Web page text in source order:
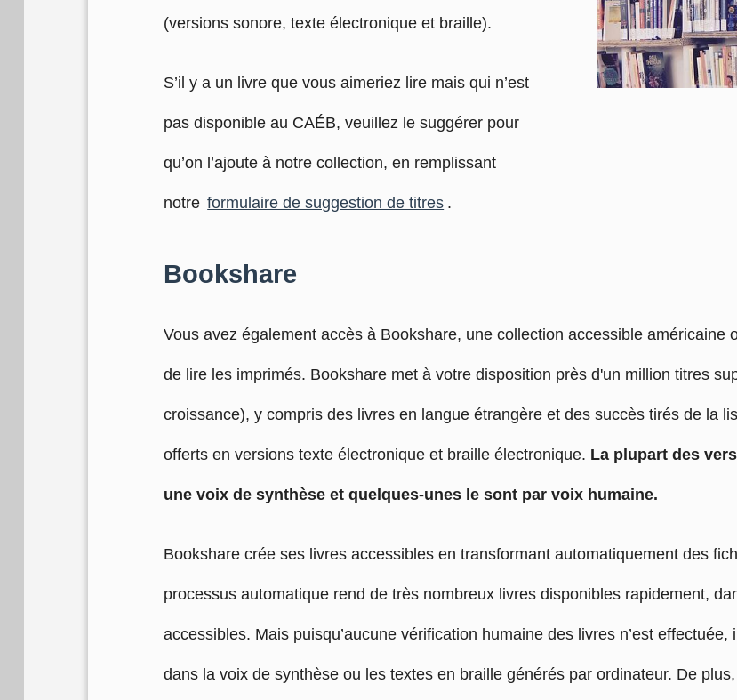
(versions sonore, texte électronique et braille).
S’il y a un livre que vous aimeriez lire mais qui n’est
pas disponible au CAÉB, veuillez le suggérer pour
qu’on l’ajoute à notre collection, en remplissant
notre formulaire de suggestion de titres .
Bookshare
Vous avez également accès à Bookshare, une collection accessible américaine
de lire les imprimés. Bookshare met à votre disposition près d'un million titres
croissance), y compris des livres en langue étrangère et des succès tirés de la
offerts en versions texte électronique et braille électronique. La plupart des
une voix de synthèse et quelques-unes le sont par voix humaine.
Bookshare crée ses livres accessibles en transformant automatiquement des
processus automatique rend de très nombreux livres disponibles rapidement,
accessibles. Mais puisqu’aucune vérification humaine des livres n’est
dans la voix de synthèse ou les textes en braille générés par ordinateur. De